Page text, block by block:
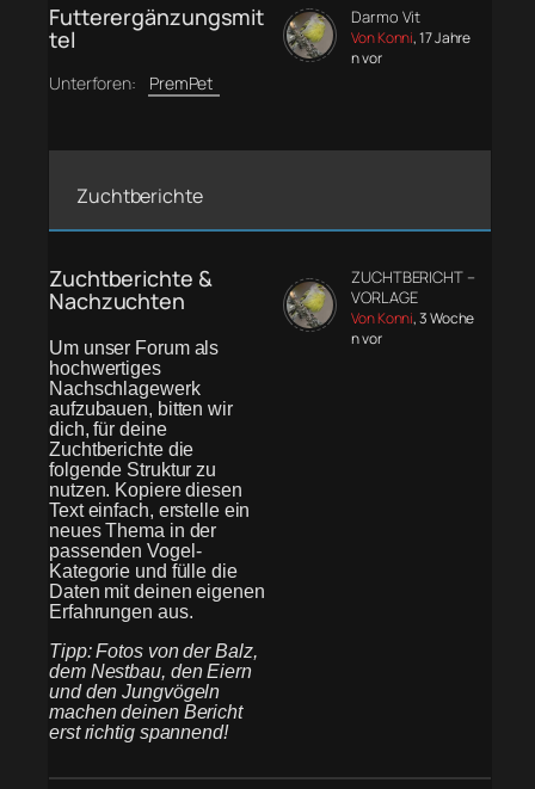
Futterergänzungsmit
tel
Unterforen: PremPet
Darmo Vit
Von Konni, 17 Jahre
n vor
Zuchtberichte
Zuchtberichte &
Nachzuchten
Um unser Forum als
hochwertiges
Nachschlagewerk
aufzubauen, bitten wir
dich, für deine
Zuchtberichte die
folgende Struktur zu
nutzen. Kopiere diesen
Text einfach, erstelle ein
neues Thema in der
passenden Vogel-
Kategorie und fülle die
Daten mit deinen eigenen
Erfahrungen aus.
Tipp: Fotos von der Balz,
dem Nestbau, den Eiern
und den Jungvögeln
machen deinen Bericht
erst richtig spannend!
ZUCHTBERICHT –
VORLAGE
Von Konni, 3 Woche
n vor